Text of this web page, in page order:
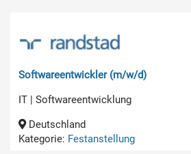
Softwareentwickler (m/w/d)
IT | Softwareentwicklung
Deutschland
Kategorie: Festanstellung